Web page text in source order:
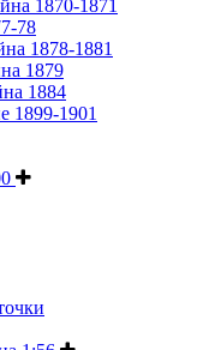
1870-1871
78
1878-1881
1879
1884
1899-1901